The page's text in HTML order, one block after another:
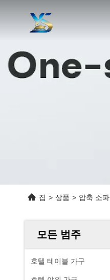
집 > 상품 > 압축 소파
모든 범주
호텔 테이블 가구